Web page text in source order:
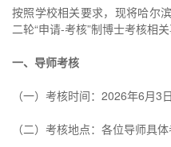
按照学校相关要求，现将哈尔
二轮“申请-考核”制博士考核相关
一、导师考核
（一）考核时间：2026年6月3
（二）考核地点：各位导师具